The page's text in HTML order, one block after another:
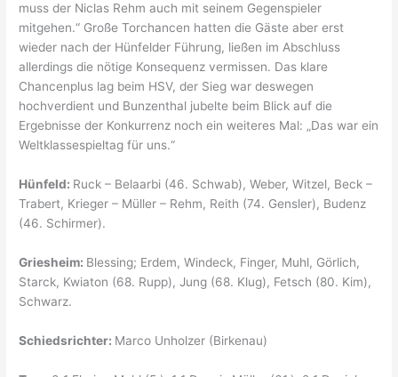
muss der Niclas Rehm auch mit seinem Gegenspieler
mitgehen.“ Große Torchancen hatten die Gäste aber erst
wieder nach der Hünfelder Führung, ließen im Abschluss
allerdings die nötige Konsequenz vermissen. Das klare
Chancenplus lag beim HSV, der Sieg war deswegen
hochverdient und Bunzenthal jubelte beim Blick auf die
Ergebnisse der Konkurrenz noch ein weiteres Mal: „Das war ein
Weltklassespieltag für uns.“
Hünfeld: Ruck – Belaarbi (46. Schwab), Weber, Witzel, Beck –
Trabert, Krieger – Müller – Rehm, Reith (74. Gensler), Budenz
(46. Schirmer).
Griesheim: Blessing; Erdem, Windeck, Finger, Muhl, Görlich,
Starck, Kwiaton (68. Rupp), Jung (68. Klug), Fetsch (80. Kim),
Schwarz.
Schiedsrichter: Marco Unholzer (Birkenau)